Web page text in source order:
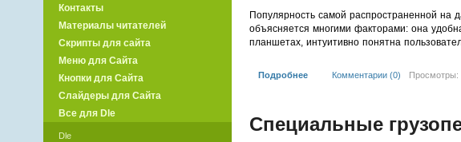
Популярность самой распространенной на
объясняется многими факторами: она
планшетах, интуитивно понятна
Подробнее Комментарии (0) Просмотры:
Специальные
Контакты
Материалы читателей
Скрипты для сайта
Меню для Сайта
Кнопки для Сайта
Слайдеры для Сайта
Все для Dle
Dle